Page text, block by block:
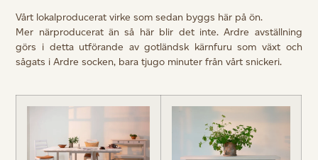
Vårt lokalproducerat virke som sedan byggs här på ön.
Mer närproducerat än så här blir det inte. Ardre avställning
görs i detta utförande av gotländsk kärnfuru som växt och
sågats i Ardre socken, bara tjugo minuter från vårt snickeri.